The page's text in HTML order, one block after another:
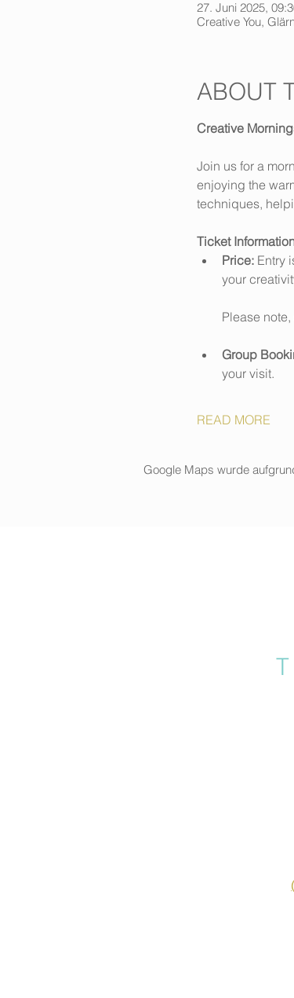
27. Juni 2025,
Creative You,
ABOUT
Creative
Join us for a
enjoying the
techniques,
Ticket
Price: Entry
your
Please
Group
your visit.
READ MORE
Google Maps wurde